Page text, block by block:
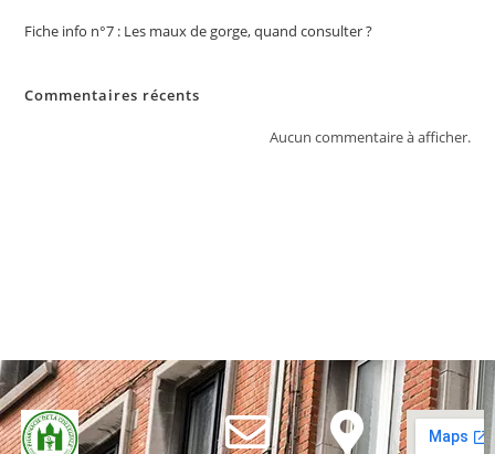
Fiche info n°7 : Les maux de gorge, quand consulter ?
Commentaires récents
Aucun commentaire à afficher.